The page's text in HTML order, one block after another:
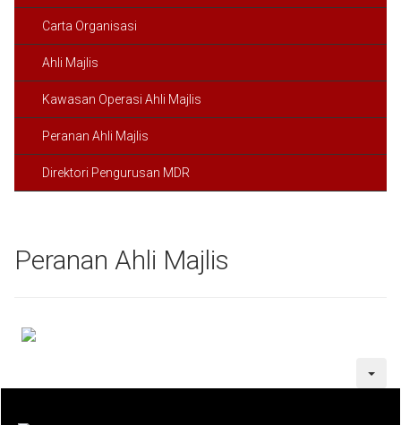
Carta Organisasi
Ahli Majlis
Kawasan Operasi Ahli Majlis
Peranan Ahli Majlis
Direktori Pengurusan MDR
Peranan Ahli Majlis